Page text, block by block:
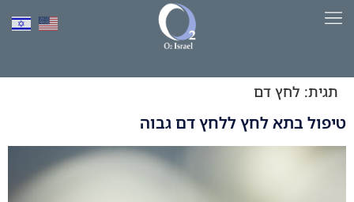
לתוכן
תגית: לחץ דם
טיפול בתא לחץ ללחץ דם גבוה